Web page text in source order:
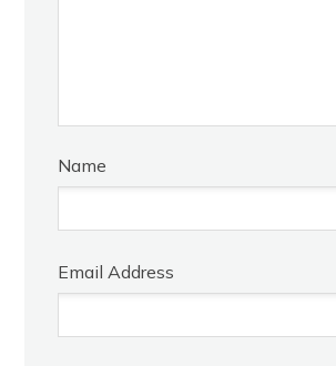
Name
Email Address